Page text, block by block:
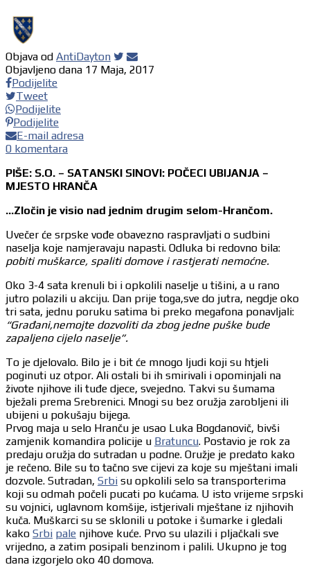
Objava od AntiDayton
Objavljeno dana 17 Maja, 2017
Podijelite
Tweet
Podijelite
Podijelite
E-mail adresa
0 komentara
PIŠE: S.O. – SATANSKI SINOVI: POČECI UBIJANJA –
MJESTO HRANČA
…Zločin je visio nad jednim drugim selom-Hrančom.
Uvečer će srpske vođe obavezno raspravljati o sudbini
naselja koje namjeravaju napasti. Odluka bi redovno bila:
pobiti muškarce, spaliti domove i rastjerati nemoćne.
Oko 3-4 sata krenuli bi i opkolili naselje u tišini, a u rano
jutro polazili u akciju. Dan prije toga,sve do jutra, negdje oko
tri sata, jednu poruku satima bi preko megafona ponavljali:
“Građani,nemojte dozvoliti da zbog jedne puške bude
zapaljeno cijelo naselje”.
To je djelovalo. Bilo je i bit će mnogo ljudi koji su htjeli
poginuti uz otpor. Ali ostali bi ih smirivali i opominjali na
živote njihove ili tuđe djece, svejedno. Takvi su šumama
bježali prema Srebrenici. Mnogi su bez oružja zarobljeni ili
ubijeni u pokušaju bijega.
Prvog maja u selo Hranču je usao Luka Bogdanovič, bivši
zamjenik komandira policije u Bratuncu. Postavio je rok za
predaju oružja do sutradan u podne. Oružje je predato kako
je rečeno. Bile su to tačno sve cijevi za koje su mještani imali
dozvole. Sutradan, Srbi su opkolili selo sa transporterima
koji su odmah počeli pucati po kućama. U isto vrijeme srpski
su vojnici, uglavnom komšije, istjerivali mještane iz njihovih
kuča. Muškarci su se sklonili u potoke i šumarke i gledali
kako Srbi pale njihove kuće. Prvo su ulazili i pljačkali sve
vrijedno, a zatim posipali benzinom i palili. Ukupno je tog
dana izgorjelo oko 40 domova.